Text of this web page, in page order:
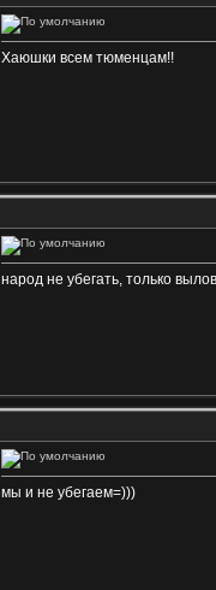
Хаюшки всем тюменцам!!
народ не убегать, только
мы и не убегаем=)))